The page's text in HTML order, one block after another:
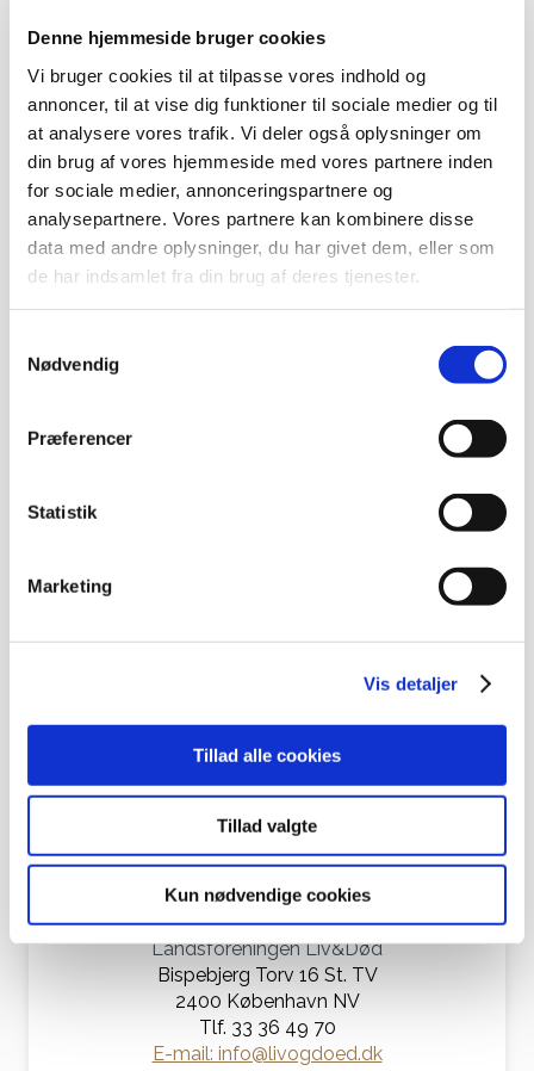
Denne hjemmeside bruger cookies
Vi bruger cookies til at tilpasse vores indhold og
annoncer, til at vise dig funktioner til sociale medier og til
at analysere vores trafik. Vi deler også oplysninger om
din brug af vores hjemmeside med vores partnere inden
for sociale medier, annonceringspartnere og
analysepartnere. Vores partnere kan kombinere disse
data med andre oplysninger, du har givet dem, eller som
de har indsamlet fra din brug af deres tjenester.
Nødvendig
Præferencer
Statistik
Marketing
Vis detaljer
Tillad alle cookies
Tillad valgte
Kun nødvendige cookies
Foredraget finder sted i Funebariet, vores
udstillingssted om døden, og inden foredraget
har du mulighed for at se udstillingen.
Tilmeldingsfrist: 30/3 kl. 12
Nikolaj Plads 27, 1067 København K
Tilmelding
Kontakt os
Landsforeningen Liv&Død
Bispebjerg Torv 16 St. TV
2400 København NV
Tlf. 33 36 49 70
E-mail: info@livogdoed.dk